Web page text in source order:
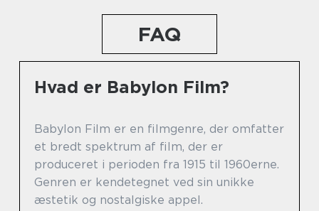
FAQ
Hvad er Babylon Film?
Babylon Film er en filmgenre, der omfatter
et bredt spektrum af film, der er
produceret i perioden fra 1915 til 1960erne.
Genren er kendetegnet ved sin unikke
æstetik og nostalgiske appel.